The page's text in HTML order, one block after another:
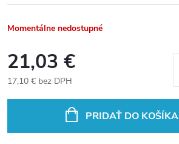
Momentálne nedostupné
21,03 €
17,10 € bez DPH
PRIDAŤ DO KOŠÍKA